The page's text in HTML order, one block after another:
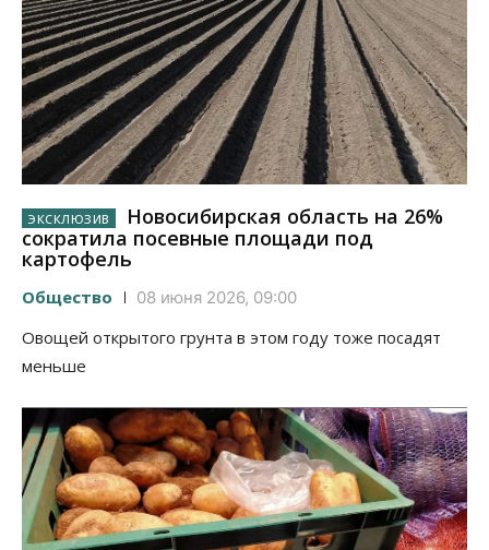
Новосибирская область на 26%
сократила посевные площади под
картофель
Общество 08 июня 2026, 09:00
Овощей открытого грунта в этом году тоже посадят
меньше